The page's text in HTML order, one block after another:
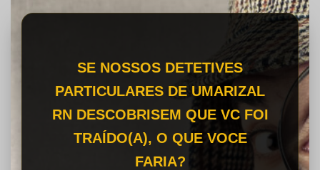
SE NOSSOS DETETIVES
PARTICULARES DE UMARIZAL
RN DESCOBRISEM QUE VC FOI
TRAÍDO(A), O QUE VOCE
FARIA?